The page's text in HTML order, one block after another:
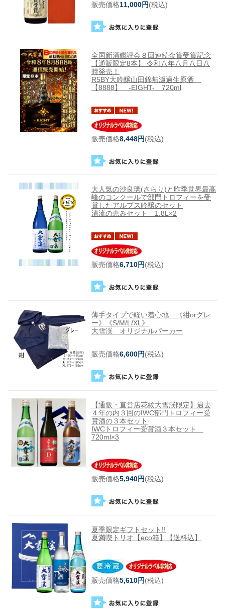
販売価格11,000円(税込)
全国新酒鑑評会８回連続金賞受賞記念
【通販限定8本】 令和八年八月八日八
時発売！
R5BY大吟醸山田錦無濾過生原酒
【8888】 -EIGHT- 720ml
販売価格8,448円(税込)
大人気の沙良璃(さらり)と昨季世界最高
峰のコンクールで部門トロフィーを受
賞したアルプス吟醸のセット
清流の恵みセット 1.8L×2
販売価格6,710円(税込)
薄手タイプで軽い着心地 《紺orグレ
ー》《S/M/L/XL》
大雪渓 オリジナルパーカー
販売価格6,600円(税込)
【通販・直営店花紋大雪渓限定】過去
４年の内３回のIWC部門トロフィー受
賞酒の３本セット
IWCトロフィー受賞酒３本セット
720ml×3
販売価格5,940円(税込)
夏季限定ギフトセット!!
夏満喫トリオ【eco箱】【送料込】
販売価格5,610円(税込)